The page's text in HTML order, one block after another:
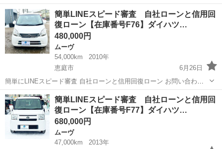
お待ちしております。 スムーズにご対応いたしますので是非ご連絡お
待ちしております。 ＿＿＿＿＿＿＿＿＿＿＿＿＿＿＿＿＿＿＿＿＿
＿...
北海道 恵庭市 タント ローン
簡単LINEスピード審査 自社ローンと信用回
復ローン【在庫番号F76】ダイハツ…
480,000円
ムーヴ
54,000km
2010年
恵庭市
6月26日
簡単にLINEスピード審査 自社ローンと信用回復ローン お問い合わせ
お待ちしております。 スムーズにご対応いたしますので是非ご連絡お
待ちしております。 ＿＿＿＿＿＿＿＿＿＿＿＿＿＿＿＿＿＿＿＿＿
＿...
北海道 恵庭市 ムーヴ ローン
簡単LINEスピード審査 自社ローンと信用回
復ローン【在庫番号F77】ダイハツ…
680,000円
ムーヴ
47,000km
2013年